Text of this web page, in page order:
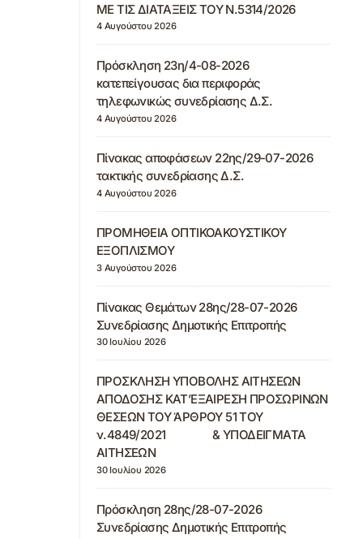
ΜΕ ΤΙΣ ΔΙΑΤΑΞΕΙΣ ΤΟΥ Ν.5314/2026
4 Αυγούστου 2026
Πρόσκληση 23η/4-08-2026
κατεπείγουσας δια περιφοράς
τηλεφωνικώς συνεδρίασης Δ.Σ.
4 Αυγούστου 2026
Πίνακας αποφάσεων 22ης/29-07-2026
τακτικής συνεδρίασης Δ.Σ.
4 Αυγούστου 2026
ΠΡΟΜΗΘΕΙΑ ΟΠΤΙΚΟΑΚΟΥΣΤΙΚΟΥ
ΕΞΟΠΛΙΣΜΟΥ
3 Αυγούστου 2026
Πίνακας Θεμάτων 28ης/28-07-2026
Συνεδρίασης Δημοτικής Επιτροπής
30 Ιουλίου 2026
ΠΡΟΣΚΛΗΣΗ ΥΠΟΒΟΛΗΣ ΑΙΤΗΣΕΩΝ
ΑΠΟΔΟΣΗΣ ΚΑΤ’ΕΞΑΙΡΕΣΗ ΠΡΟΣΩΡΙΝΩΝ
ΘΕΣΕΩΝ ΤΟΥ ΆΡΘΡΟΥ 51 ΤΟΥ
ν.4849/2021 & ΥΠΟΔΕΙΓΜΑΤΑ
ΑΙΤΗΣΕΩΝ
30 Ιουλίου 2026
Πρόσκληση 28ης/28-07-2026
Συνεδρίασης Δημοτικής Επιτροπής